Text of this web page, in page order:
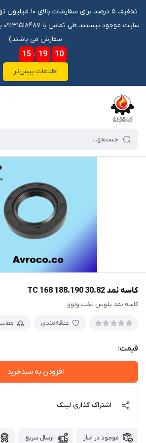
تخفیف ۵ درصد برای
سفارش می باشند)
15 : 19 : 09
اطلاعات بیش‌تر
فروشگاه آنلاین آوروکو
کاسه نمد TC 168 188.190 30.82
کاسه نمد پلوس تخت ولوو
علاقه‌مندی
قیمت:
افزودن به سبدخرید
اشتراک گذاری لینک
موجود در انبار ارسال سریع